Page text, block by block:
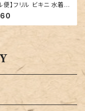
便】フリル ビキニ 水着
ス キャミキニ ハイウエ